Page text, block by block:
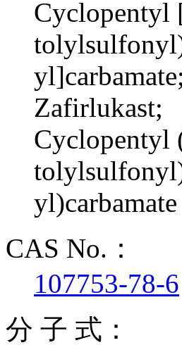
Cyclopentyl
yl]carbamate;
Zafirlukast;
Cyclopentyl
yl)carbamate
CAS No.：
107753-78-6
分 子 式：